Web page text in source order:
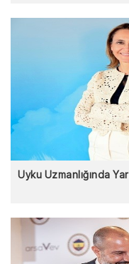
Uyku Uzmanlığında